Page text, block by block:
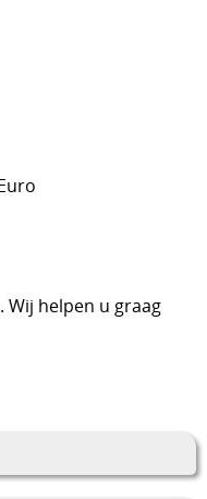
Wij helpen u graag